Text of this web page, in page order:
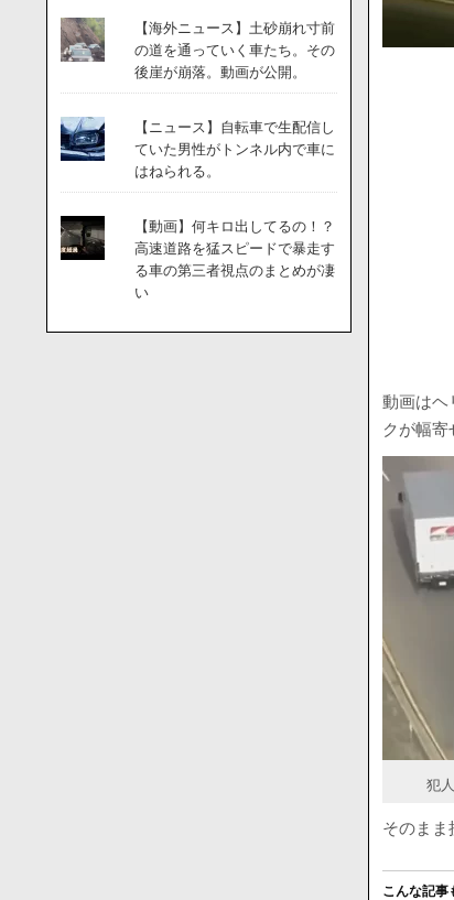
動画はヘ
クが幅寄
犯
そのまま
こんな記事
【海外ニュース】土砂崩れ寸前
の道を通っていく車たち。その
後崖が崩落。動画が公開。
【ニュース】自転車で生配信し
ていた男性がトンネル内で車に
はねられる。
【動画】何キロ出してるの！？
高速道路を猛スピードで暴走す
る車の第三者視点のまとめが凄
い